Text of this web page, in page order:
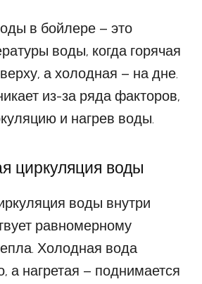
в бойлере – это
воды, когда горячая
а холодная – на дне.
из-за ряда факторов,
и нагрев воды.
циркуляция воды
воды внутри
равномерному
Холодная вода
а нагретая – поднимается